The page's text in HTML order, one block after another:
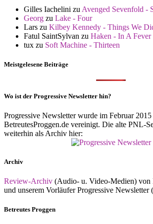
Gilles Iachelini zu Avenged Sevenfold -
Georg zu Lake - Four
Lars zu Kilbey Kennedy - Things We
Fatul SaintSylvan zu Haken - In A Fever
tux zu Soft Machine - Thirteen
Meistgelesene Beiträge
Wo ist der Progressive Newsletter hin?
Progressive Newsletter wurde im Februar
BetreutesProggen.de vereinigt. Die alte PNL-
weiterhin als Archiv hier:
Archiv
Review-Archiv (Audio- u. Video-Medien) von
und unserem Vorläufer Progressive Newsletter
Betreutes Proggen